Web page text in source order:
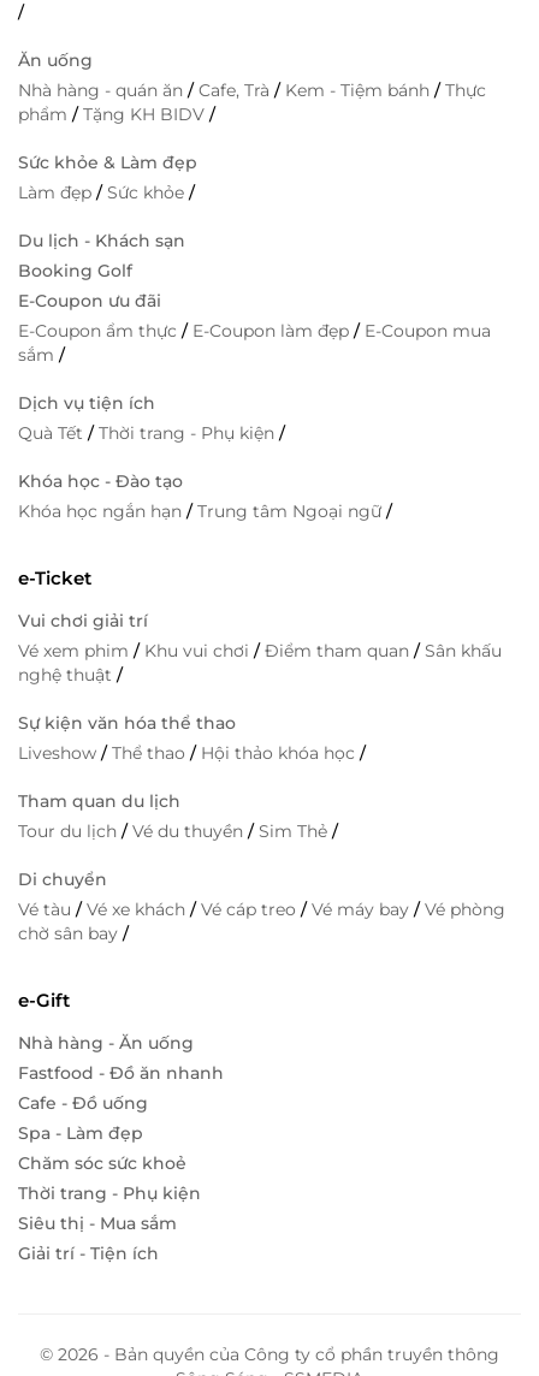
/
Ăn uống
Nhà hàng - quán ăn /Cafe, Trà / Kem - Tiệm bánh /Thực
phẩm /Tặng KH BIDV /
Sức khỏe & Làm đẹp
Làm đẹp /Sức khỏe /
Du lịch - Khách sạn
Booking Golf
E-Coupon ưu đãi
E-Coupon ẩm thực / E-Coupon làm đẹp / E-Coupon mua
sắm /
Dịch vụ tiện ích
Quà Tết /Thời trang - Phụ kiện /
Khóa học - Đào tạo
Khóa học ngắn hạn /Trung tâm Ngoại ngữ/
e-Ticket
Vui chơi giải trí
Vé xem phim / Khu vui chơi /Điểm tham quan /Sân khấu
nghệ thuật /
Sự kiện văn hóa thể thao
Liveshow /Thể thao / Hội thảo khóa học /
Tham quan du lịch
Tour du lịch /Vé du thuyền /Sim Thẻ /
Di chuyển
Vé tàu /Vé xe khách /Vé cáp treo /Vé máy bay /Vé phòng
chờ sân bay /
e-Gift
Nhà hàng - Ăn uống
Fastfood - Đồ ăn nhanh
Cafe - Đồ uống
Spa - Làm đẹp
Chăm sóc sức khoẻ
Thời trang - Phụ kiện
Siêu thị - Mua sắm
Giải trí - Tiện ích
© 2026 - Bản quyền của Công ty cổ phần truyền thông